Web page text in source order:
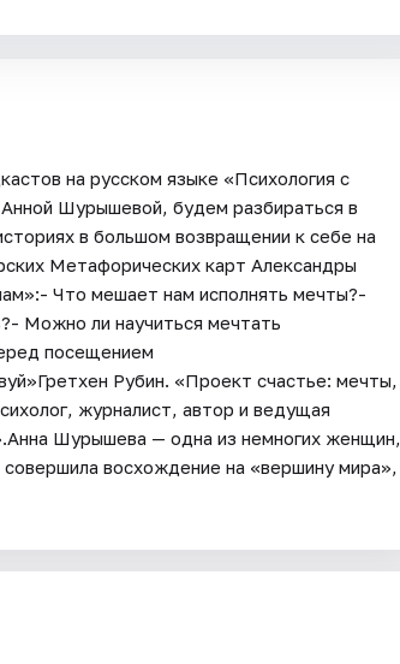
на русском языке «Психология с
Шурышевой, будем разбираться в
в большом возвращении к себе на
Метафорических карт Александры
Что мешает нам исполнять мечты?-
Можно ли научиться мечтать
посещением
Рубин. «Проект счастье: мечты,
журналист, автор и ведущая
Шурышева — одна из немногих женщин,
восхождение на «вершину мира»,